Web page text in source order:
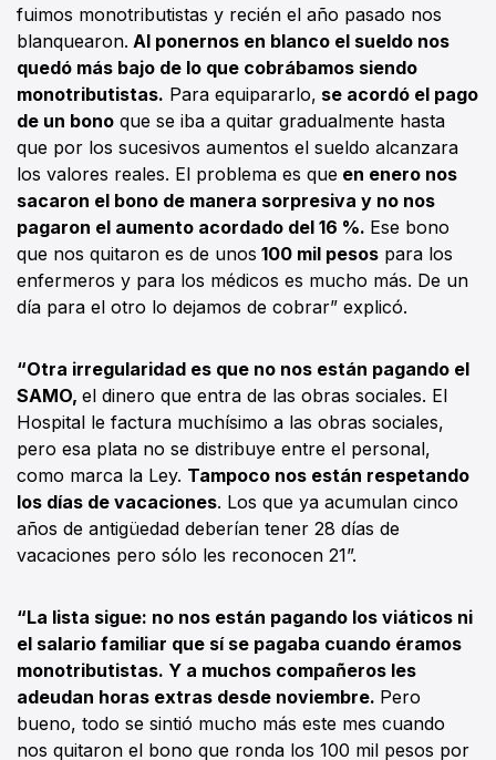
fuimos monotributistas y recién el año pasado nos
blanquearon. Al ponernos en blanco el sueldo nos
quedó más bajo de lo que cobrábamos siendo
monotributistas. Para equipararlo, se acordó el pago
de un bono que se iba a quitar gradualmente hasta
que por los sucesivos aumentos el sueldo alcanzara
los valores reales. El problema es que en enero nos
sacaron el bono de manera sorpresiva y no nos
pagaron el aumento acordado del 16 %. Ese bono
que nos quitaron es de unos 100 mil pesos para los
enfermeros y para los médicos es mucho más. De un
día para el otro lo dejamos de cobrar” explicó.
“Otra irregularidad es que no nos están pagando el
SAMO, el dinero que entra de las obras sociales. El
Hospital le factura muchísimo a las obras sociales,
pero esa plata no se distribuye entre el personal,
como marca la Ley. Tampoco nos están respetando
los días de vacaciones. Los que ya acumulan cinco
años de antigüedad deberían tener 28 días de
vacaciones pero sólo les reconocen 21”.
“La lista sigue: no nos están pagando los viáticos ni
el salario familiar que sí se pagaba cuando éramos
monotributistas. Y a muchos compañeros les
adeudan horas extras desde noviembre. Pero
bueno, todo se sintió mucho más este mes cuando
nos quitaron el bono que ronda los 100 mil pesos por